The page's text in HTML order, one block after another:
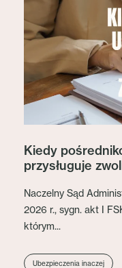
Kiedy
przysługuje
Naczelny Sąd
2026 r., sygn. akt I
którym...
Ubezpieczenia inaczej